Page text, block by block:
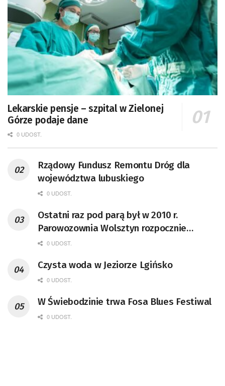
Lekarskie pensje – szpital w Zielonej
Górze podaje dane
0 UDOST.
Rządowy Fundusz Remontu Dróg dla
województwa lubuskiego
0 UDOST.
Ostatni raz pod parą był w 2010 r.
Parowozownia Wolsztyn rozpocznie
remont unikatowego Tr5-65
0 UDOST.
Czysta woda w Jeziorze Lgińsko
0 UDOST.
W Świebodzinie trwa Fosa Blues Festiwal
0 UDOST.